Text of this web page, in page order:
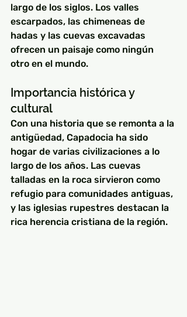
largo de los siglos. Los valles
escarpados, las chimeneas de
hadas y las cuevas excavadas
ofrecen un paisaje como ningún
otro en el mundo.
Importancia histórica y
cultural
Con una historia que se remonta a la
antigüedad, Capadocia ha sido
hogar de varias civilizaciones a lo
largo de los años. Las cuevas
talladas en la roca sirvieron como
refugio para comunidades antiguas,
y las iglesias rupestres destacan la
rica herencia cristiana de la región.